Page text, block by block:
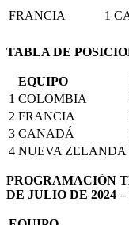
FRANCIA
1
TABLA DE
EQUIPO
1 COLOMBIA
2 FRANCIA
3 CANADÁ
4 NUEVA ZELANDA
PROGRAMACIÓN
DE JULIO DE 2024 –